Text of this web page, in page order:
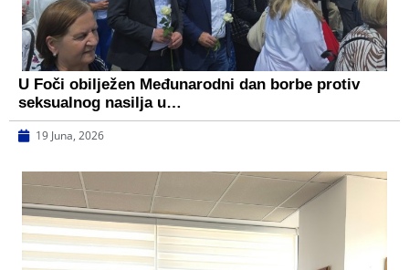
U Foči obilježen Međunarodni dan borbe protiv
seksualnog nasilja u…
19 Juna, 2026